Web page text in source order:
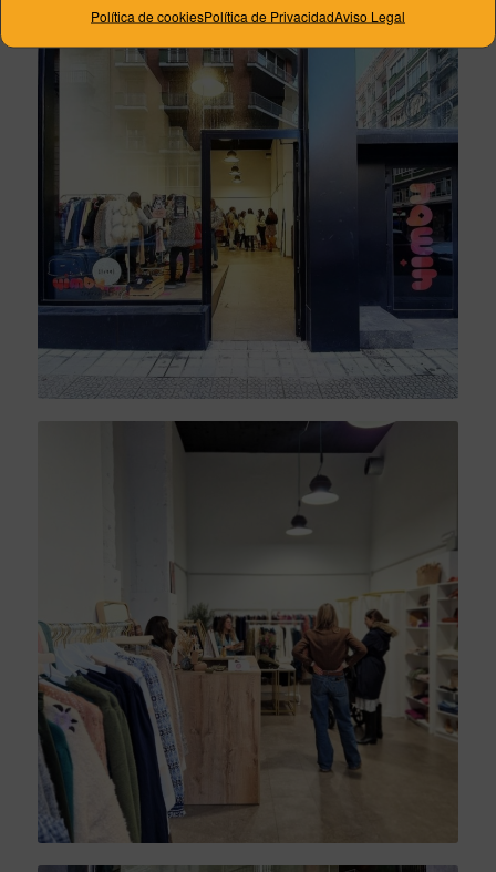
Política de cookiesPolítica de PrivacidadAviso Legal